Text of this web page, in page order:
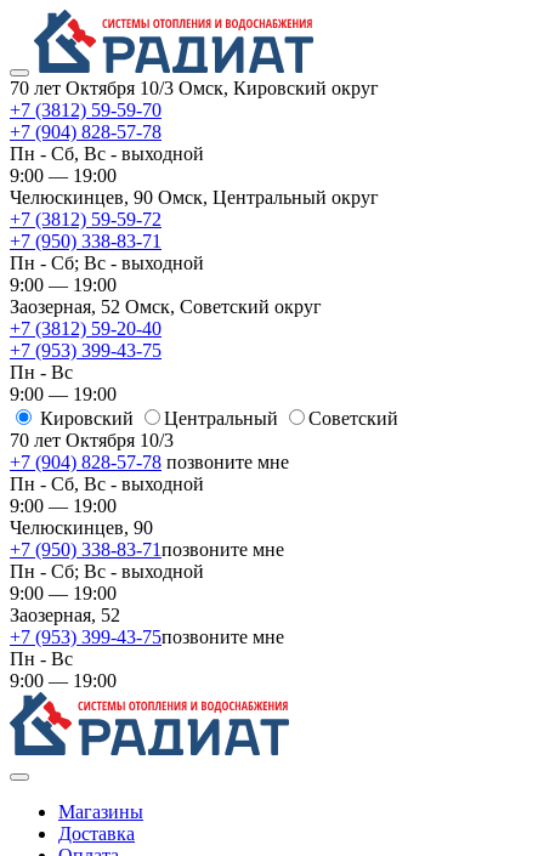
70 лет Октября 10/3 Омск, Кировский округ
+7 (3812) 59-59-70
+7 (904) 828-57-78
Пн - Сб, Вс - выходной
9:00 — 19:00
Челюскинцев, 90 Омск, ​Центральный округ
+7 (3812) 59-59-72
+7 (950) 338-83-71
Пн - Сб; Вс - выходной
9:00 — 19:00
Заозерная, 52 Омск, ​Советский округ
+7 (3812) 59-20-40
+7 (953) 399-43-75
Пн - Вс
9:00 — 19:00
Кировский
​Центральный
​Советский
70 лет Октября 10/3
+7 (904) 828-57-78 позвоните мне
Пн - Сб, Вс - выходной
9:00 — 19:00
Челюскинцев, 90
+7 (950) 338-83-71позвоните мне
Пн - Сб; Вс - выходной
9:00 — 19:00
Заозерная, 52
+7 (953) 399-43-75позвоните мне
Пн - Вс
9:00 — 19:00
Магазины
Доставка